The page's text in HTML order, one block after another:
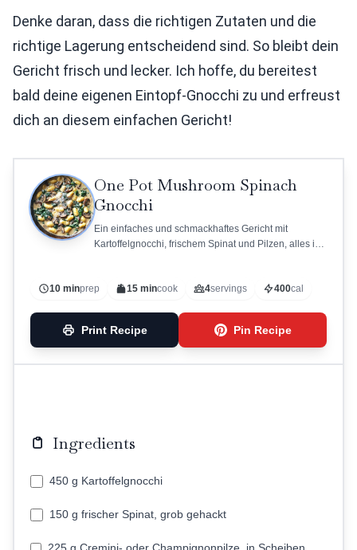
Denke daran, dass die richtigen Zutaten und die
richtige Lagerung entscheidend sind. So bleibt dein
Gericht frisch und lecker. Ich hoffe, du bereitest
bald deine eigenen Eintopf-Gnocchi zu und erfreust
dich an diesem einfachen Gericht!
One Pot Mushroom Spinach
Gnocchi
Ein einfaches und schmackhaftes Gericht mit
Kartoffelgnocchi, frischem Spinat und Pilzen, alles in
10 minprep 15 mincook 4servings 400cal
Print Recipe Pin Recipe
Ingredients
450 g Kartoffelgnocchi
150 g frischer Spinat, grob gehackt